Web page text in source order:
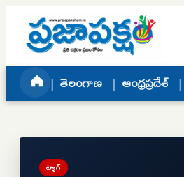
Skip to content
తెలంగాణ ఆంధ్రప్రదేశ్
ట్యాగ్